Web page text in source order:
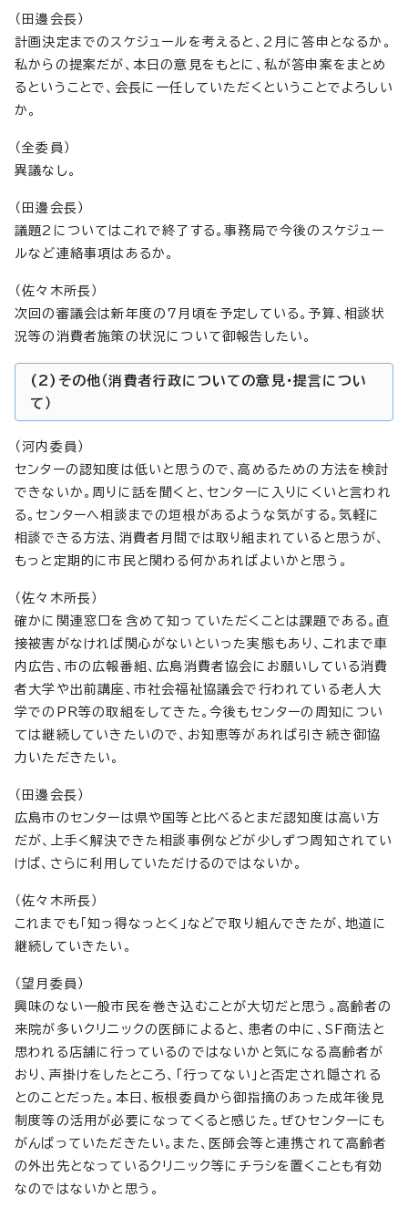
（田邊会長）
計画決定までのスケジュールを考えると、2月に答申となるか。
私からの提案だが、本日の意見をもとに、私が答申案をまとめ
るということで、会長に一任していただくということでよろしい
か。
（全委員）
異議なし。
（田邊会長）
議題2についてはこれで終了する。事務局で今後のスケジュー
ルなど連絡事項はあるか。
（佐々木所長）
次回の審議会は新年度の7月頃を予定している。予算、相談状
況等の消費者施策の状況について御報告したい。
(2)その他（消費者行政についての意見・提言につい
て）
（河内委員）
センターの認知度は低いと思うので、高めるための方法を検討
できないか。周りに話を聞くと、センターに入りにくいと言われ
る。センターへ相談までの垣根があるような気がする。気軽に
相談できる方法、消費者月間では取り組まれていると思うが、
もっと定期的に市民と関わる何かあればよいかと思う。
（佐々木所長）
確かに関連窓口を含めて知っていただくことは課題である。直
接被害がなければ関心がないといった実態もあり、これまで車
内広告、市の広報番組、広島消費者協会にお願いしている消費
者大学や出前講座、市社会福祉協議会で行われている老人大
学でのPR等の取組をしてきた。今後もセンターの周知につい
ては継続していきたいので、お知恵等があれば引き続き御協
力いただきたい。
（田邊会長）
広島市のセンターは県や国等と比べるとまだ認知度は高い方
だが、上手く解決できた相談事例などが少しずつ周知されてい
けば、さらに利用していただけるのではないか。
（佐々木所長）
これまでも「知っ得なっとく」などで取り組んできたが、地道に
継続していきたい。
（望月委員）
興味のない一般市民を巻き込むことが大切だと思う。高齢者の
来院が多いクリニックの医師によると、患者の中に、SF商法と
思われる店舗に行っているのではないかと気になる高齢者が
おり、声掛けをしたところ、「行ってない」と否定され隠される
とのことだった。本日、板根委員から御指摘のあった成年後見
制度等の活用が必要になってくると感じた。ぜひセンターにも
がんばっていただきたい。また、医師会等と連携されて高齢者
の外出先となっているクリニック等にチラシを置くことも有効
なのではないかと思う。